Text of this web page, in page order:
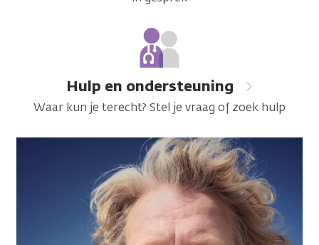
Hulp en ondersteuning
Waar kun je terecht? Stel je vraag of zoek hulp